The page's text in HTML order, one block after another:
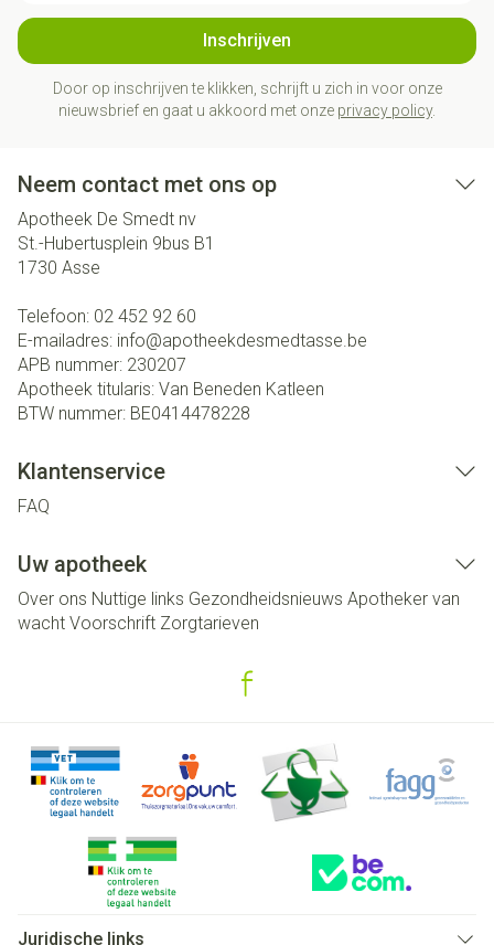
Inschrijven
Door op inschrijven te klikken, schrijft u zich in voor onze
nieuwsbrief en gaat u akkoord met onze privacy policy.
Neem contact met ons op
Apotheek De Smedt nv
St.-Hubertusplein 9bus B1
1730 Asse
Telefoon: 02 452 92 60
E-mailadres: info@apotheekdesmedtasse.be
APB nummer: 230207
Apotheek titularis: Van Beneden Katleen
BTW nummer: BE0414478228
Klantenservice
FAQ
Uw apotheek
Over ons Nuttige links Gezondheidsnieuws Apotheker van
wacht Voorschrift Zorgtarieven
Juridische links